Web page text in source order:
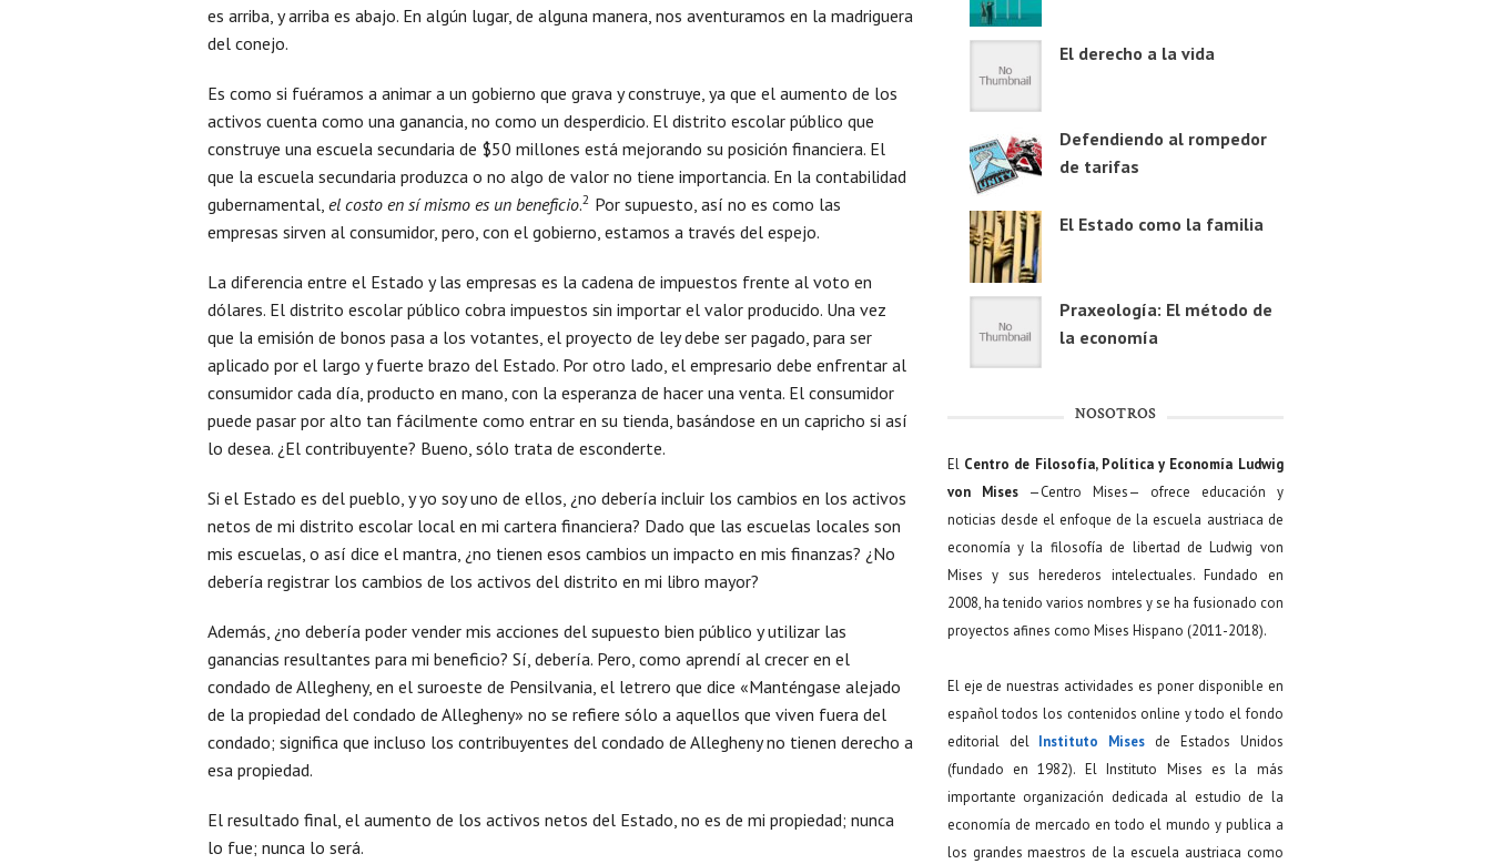
es arriba, y arriba es abajo. En algún lugar, de alguna manera, nos aventuramos en la madriguera
del conejo.
Es como si fuéramos a animar a un gobierno que grava y construye, ya que el aumento de los
activos cuenta como una ganancia, no como un desperdicio. El distrito escolar público que
construye una escuela secundaria de $50 millones está mejorando su posición financiera. El
que la escuela secundaria produzca o no algo de valor no tiene importancia. En la contabilidad
gubernamental, el costo en sí mismo es un beneficio.2 Por supuesto, así no es como las
empresas sirven al consumidor, pero, con el gobierno, estamos a través del espejo.
La diferencia entre el Estado y las empresas es la cadena de impuestos frente al voto en
dólares. El distrito escolar público cobra impuestos sin importar el valor producido. Una vez
que la emisión de bonos pasa a los votantes, el proyecto de ley debe ser pagado, para ser
aplicado por el largo y fuerte brazo del Estado. Por otro lado, el empresario debe enfrentar al
consumidor cada día, producto en mano, con la esperanza de hacer una venta. El consumidor
puede pasar por alto tan fácilmente como entrar en su tienda, basándose en un capricho si así
lo desea. ¿El contribuyente? Bueno, sólo trata de esconderte.
Si el Estado es del pueblo, y yo soy uno de ellos, ¿no debería incluir los cambios en los activos
netos de mi distrito escolar local en mi cartera financiera? Dado que las escuelas locales son
mis escuelas, o así dice el mantra, ¿no tienen esos cambios un impacto en mis finanzas? ¿No
debería registrar los cambios de los activos del distrito en mi libro mayor?
Además, ¿no debería poder vender mis acciones del supuesto bien público y utilizar las
ganancias resultantes para mi beneficio? Sí, debería. Pero, como aprendí al crecer en el
condado de Allegheny, en el suroeste de Pensilvania, el letrero que dice «Manténgase alejado
de la propiedad del condado de Allegheny» no se refiere sólo a aquellos que viven fuera del
condado; significa que incluso los contribuyentes del condado de Allegheny no tienen derecho a
esa propiedad.
El resultado final, el aumento de los activos netos del Estado, no es de mi propiedad; nunca
lo fue; nunca lo será.
El derecho a la vida
Defendiendo al rompedor
de tarifas
El Estado como la familia
Praxeología: El método de
la economía
NOSOTROS
El Centro de Filosofía, Política y Economía Ludwig
von Mises—Centro Mises— ofrece educación y
noticias desde el enfoque de la escuela austriaca de
economía y la filosofía de libertad de Ludwig von
Mises y sus herederos intelectuales. Fundado en
2008, ha tenido varios nombres y se ha fusionado con
proyectos afines como Mises Hispano (2011-2018).
El eje de nuestras actividades es poner disponible en
español todos los contenidos online y todo el fondo
editorial del Instituto Mises de Estados Unidos
(fundado en 1982). El Instituto Mises es la más
importante organización dedicada al estudio de la
economía de mercado en todo el mundo y publica a
los grandes maestros de la escuela austriaca como